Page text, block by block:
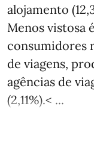
alojamento
Menos vistosa
consumidores
de viagens,
agências de
(2,11%).< ...